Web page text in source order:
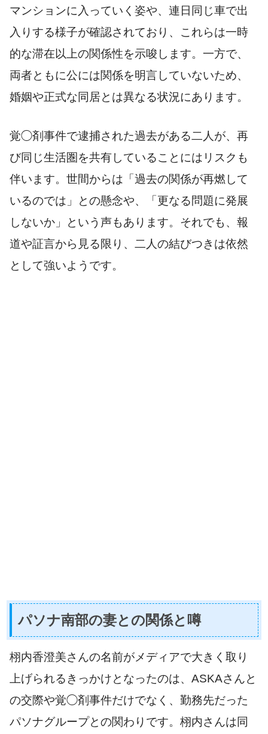
マンションに入っていく姿や、連日同じ車で出
入りする様子が確認されており、これらは一時
的な滞在以上の関係性を示唆します。一方で、
両者ともに公には関係を明言していないため、
婚姻や正式な同居とは異なる状況にあります。
覚◯剤事件で逮捕された過去がある二人が、再
び同じ生活圏を共有していることにはリスクも
伴います。世間からは「過去の関係が再燃して
いるのでは」との懸念や、「更なる問題に発展
しないか」という声もあります。それでも、報
道や証言から見る限り、二人の結びつきは依然
として強いようです。
パソナ南部の妻との関係と噂
栩内香澄美さんの名前がメディアで大きく取り
上げられるきっかけとなったのは、ASKAさんと
の交際や覚◯剤事件だけでなく、勤務先だった
パソナグループとの関わりです。栩内さんは同